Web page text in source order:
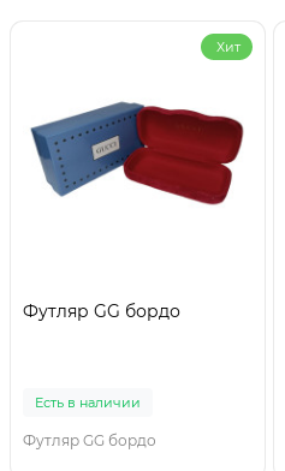
Хит
Футляр GG бордо
Есть в наличии
Футляр GG бордо